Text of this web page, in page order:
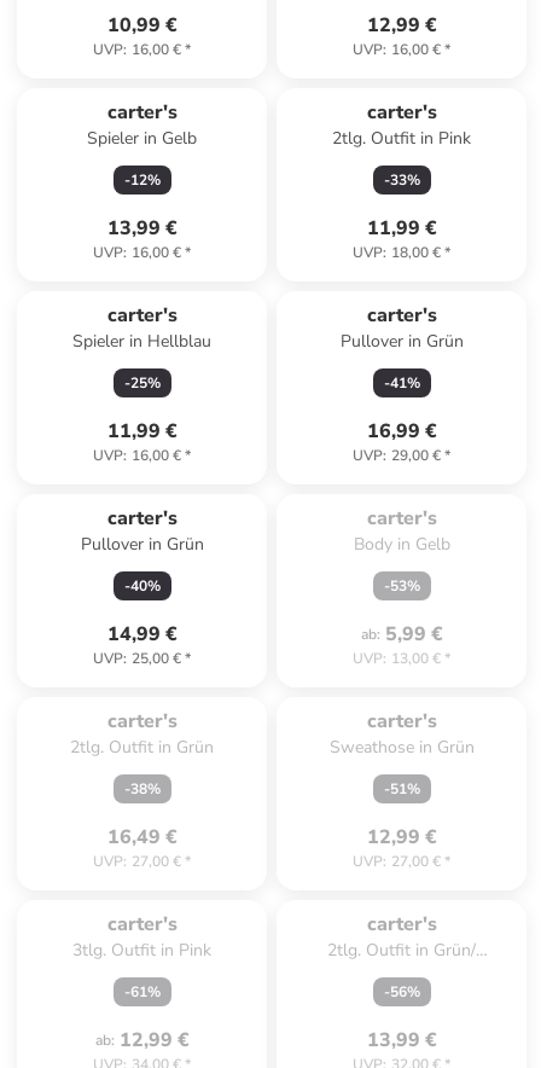
10,99 €
UVP: 16,00 €*
12,99 €
UVP: 16,00 €*
carter's
Spieler in Gelb
-12%
13,99 €
UVP: 16,00 €*
carter's
2tlg. Outfit in Pink
-33%
11,99 €
UVP: 18,00 €*
carter's
Spieler in Hellblau
-25%
11,99 €
UVP: 16,00 €*
carter's
Pullover in Grün
-41%
16,99 €
UVP: 29,00 €*
carter's
Pullover in Grün
-40%
14,99 €
UVP: 25,00 €*
carter's
Body in Gelb
-53%
ab: 5,99 €
UVP: 13,00 €*
carter's
2tlg. Outfit in Grün
-38%
16,49 €
UVP: 27,00 €*
carter's
Sweathose in Grün
-51%
12,99 €
UVP: 27,00 €*
carter's
3tlg. Outfit in Pink
-61%
ab: 12,99 €
carter's
2tlg. Outfit in Grün/
Dunkelblau
-56%
13,99 €